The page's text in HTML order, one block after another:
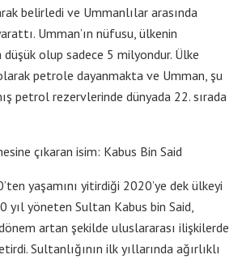
belirledi ve Ummanlılar arasında
Umman’ın nüfusu, ülkenin
olup sadece 5 milyondur. Ülke
petrole dayanmakta ve Umman, şu
petrol rezervlerinde dünyada 22. sırada
çıkaran isim: Kabus Bin Said
yaşamını yitirdiği 2020’ye dek ülkeyi
yöneten Sultan Kabus bin Said,
artan şekilde uluslararası ilişkilerde
Sultanlığının ilk yıllarında ağırlıklı